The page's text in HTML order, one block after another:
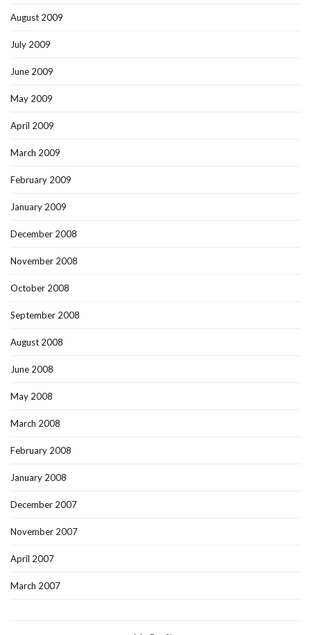
August 2009
July 2009
June 2009
May 2009
April 2009
March 2009
February 2009
January 2009
December 2008
November 2008
October 2008
September 2008
August 2008
June 2008
May 2008
March 2008
February 2008
January 2008
December 2007
November 2007
April 2007
March 2007